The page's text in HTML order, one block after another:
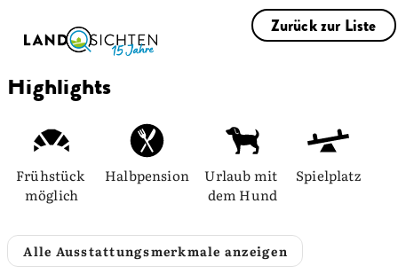
Zurück zur Liste
Highlights
Frühstück
möglich
Halbpension
Urlaub mit
dem Hund
Spielplatz
Alle Ausstattungsmerkmale anzeigen